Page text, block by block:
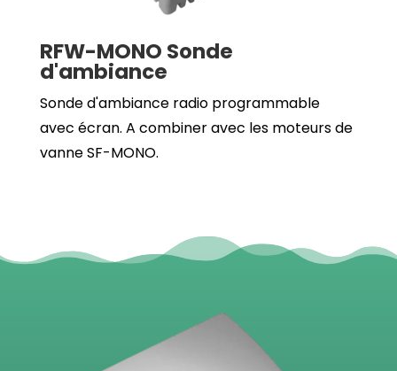
RFW-MONO Sonde
d'ambiance
Sonde d'ambiance radio programmable
avec écran. A combiner avec les moteurs de
vanne SF-MONO.